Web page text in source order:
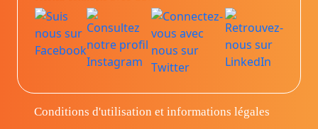
Conditions d'utilisation et informations légales